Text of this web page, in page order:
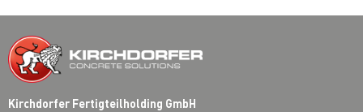
Kirchdorfer Fertigteilholding GmbH